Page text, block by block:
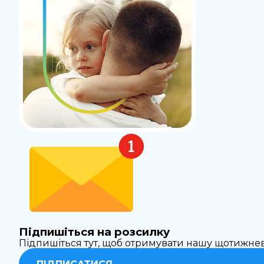
Підпишіться на розсилку
Підпишіться тут, щоб отримувати нашу